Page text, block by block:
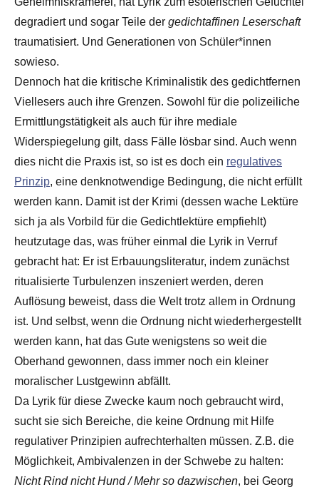
degradiert und sogar Teile der gedichtaffinen Leserschaft
traumatisiert. Und Generationen von Schüler*innen
sowieso.
Dennoch hat die kritische Kriminalistik des gedichtfernen
Viellesers auch ihre Grenzen. Sowohl für die polizeiliche
Ermittlungstätigkeit als auch für ihre mediale
Widerspiegelung gilt, dass Fälle lösbar sind. Auch wenn
dies nicht die Praxis ist, so ist es doch ein regulatives
Prinzip, eine denknotwendige Bedingung, die nicht erfüllt
werden kann. Damit ist der Krimi (dessen wache Lektüre
sich ja als Vorbild für die Gedichtlektüre empfiehlt)
heutzutage das, was früher einmal die Lyrik in Verruf
gebracht hat: Er ist Erbauungsliteratur, indem zunächst
ritualisierte Turbulenzen inszeniert werden, deren
Auflösung beweist, dass die Welt trotz allem in Ordnung
ist. Und selbst, wenn die Ordnung nicht wiederhergestellt
werden kann, hat das Gute wenigstens so weit die
Oberhand gewonnen, dass immer noch ein kleiner
moralischer Lustgewinn abfällt.
Da Lyrik für diese Zwecke kaum noch gebraucht wird,
sucht sie sich Bereiche, die keine Ordnung mit Hilfe
regulativer Prinzipien aufrechterhalten müssen. Z.B. die
Möglichkeit, Ambivalenzen in der Schwebe zu halten:
Nicht Rind nicht Hund / Mehr so dazwischen, bei Georg